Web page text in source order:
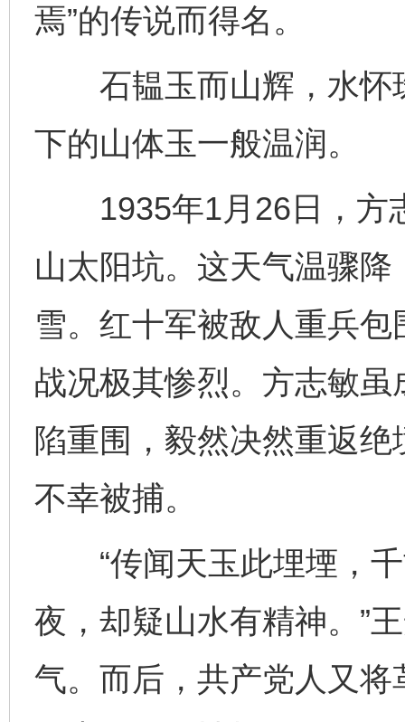
焉”的传说而得名。
石韫玉而山辉，水怀
下的山体玉一般温润。
1935年1月26日，方
山太阳坑。这天气温骤
雪。红十军被敌人重兵
战况极其惨烈。方志敏
陷重围，毅然决然重返
不幸被捕。
“传闻天玉此埋堙，千
夜，却疑山水有精神。”
气。而后，共产党人又